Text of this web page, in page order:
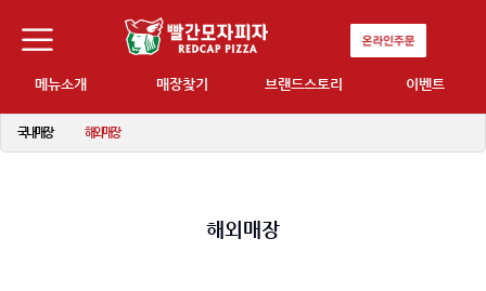
메뉴소개 매장찾기
국내매장 해외매장
브랜드스토리 이벤트
해외매장